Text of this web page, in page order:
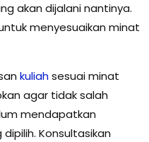
akan dijalani nantinya.
menyesuaikan minat
kuliahsesuai minat
agar tidak salah
mendapatkan
Konsultasikan